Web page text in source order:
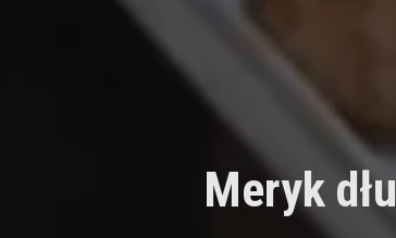
Meryk